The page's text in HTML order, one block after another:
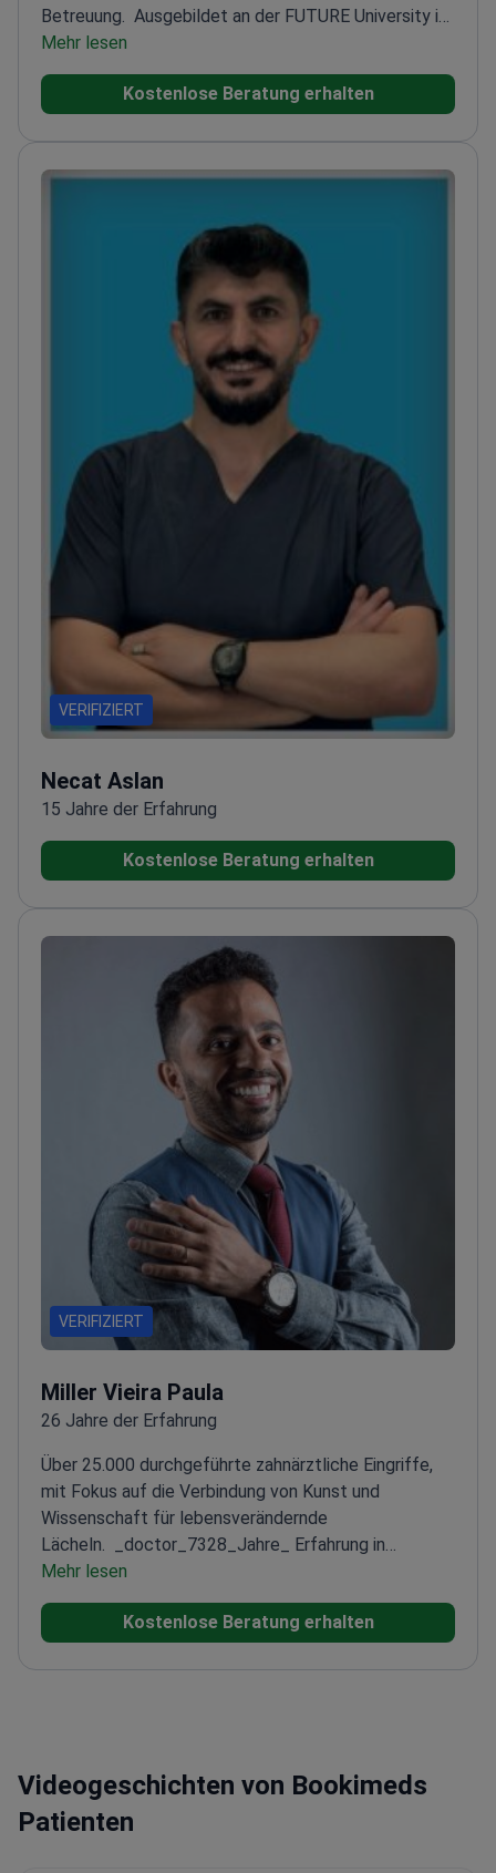
Betreuung.
Ausgebildet an der FUTURE University in
Ägypten und der OKAN University in
innovative Zahnmedizin Fokussiert auf
Behandlungsabläufe
Mehr lesen
Kostenlose Beratung erhalten
VERIFIZIERT
Necat Aslan
15 Jahre der Erfahrung
Kostenlose Beratung erhalten
VERIFIZIERT
Miller Vieira Paula
26 Jahre der Erfahrung
Über 25.000 durchgeführte zahnärztliche Eingriffe,
mit Fokus auf die Verbindung von Kunst und
Wissenschaft für lebensverändernde
Lächeln.
_doctor_7328_Jahre_ Erfahrung in
Implantologie und ästhetischer
ZahnheilkundeZertifiziert in Digital Smile Design
(DSD) und SKYN Concept ProtokollenMitglied der
Mehr lesen
Kostenlose Beratung erhalten
Videogeschichten von Bookimeds
Patienten